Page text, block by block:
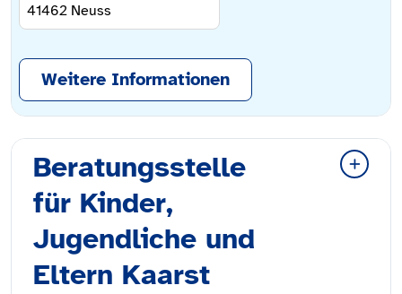
41462 Neuss
Weitere Informationen
Beratungsstelle
für Kinder,
Jugendliche und
Eltern Kaarst